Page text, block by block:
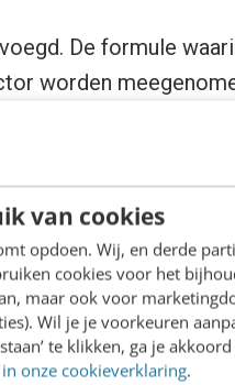
van cookies
opdoen. Wij, en derde
cookies voor het
maar ook voor
Wil je je voorkeuren
te klikken, ga je
onze cookieverklaring.
De formule
worden
The Periodic Table
woorden of